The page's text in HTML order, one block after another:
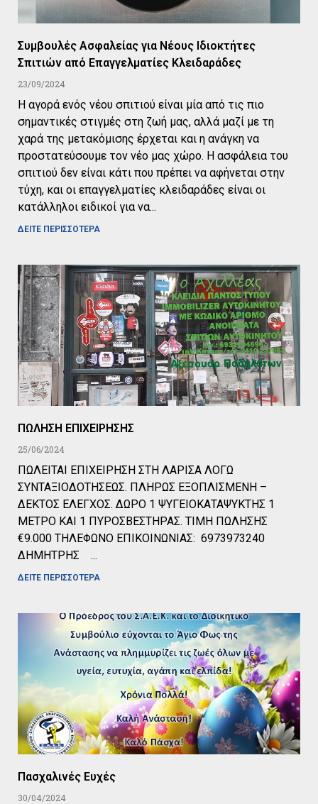
Συμβουλές Ασφαλείας για Νέους Ιδιοκτήτες
Σπιτιών από Επαγγελματίες Κλειδαράδες
23/09/2024
Η αγορά ενός νέου σπιτιού είναι μία από τις πιο
σημαντικές στιγμές στη ζωή μας, αλλά μαζί με τη
χαρά της μετακόμισης έρχεται και η ανάγκη να
προστατεύσουμε τον νέο μας χώρο. Η ασφάλεια του
σπιτιού δεν είναι κάτι που πρέπει να αφήνεται στην
τύχη, και οι επαγγελματίες κλειδαράδες είναι οι
κατάλληλοι ειδικοί για να
ΔΕΙΤΕ ΠΕΡΙΣΣΟΤΕΡΑ
ΠΩΛΗΣΗ ΕΠΙΧΕΙΡΗΣΗΣ
25/06/2024
ΠΩΛΕΙΤΑΙ ΕΠΙΧΕΙΡΗΣΗ ΣΤΗ ΛΑΡΙΣΑ ΛΟΓΩ
ΣΥΝΤΑΞΙΟΔΟΤΗΣΕΩΣ. ΠΛΗΡΩΣ ΕΞΟΠΛΙΣΜΕΝΗ –
ΔΕΚΤΟΣ ΕΛΕΓΧΟΣ. ΔΩΡΟ 1 ΨΥΓΕΙΟΚΑΤΑΨΥΚΤΗΣ 1
ΜΕΤΡΟ ΚΑΙ 1 ΠΥΡΟΣΒΕΣΤΗΡΑΣ. ΤΙΜΗ ΠΩΛΗΣΗΣ
€9.000 ΤΗΛΕΦΩΝΟ ΕΠΙΚΟΙΝΩΝΙΑΣ: 6973973240
ΔΗΜΗΤΡΗΣ
ΔΕΙΤΕ ΠΕΡΙΣΣΟΤΕΡΑ
Πασχαλινές Ευχές
30/04/2024